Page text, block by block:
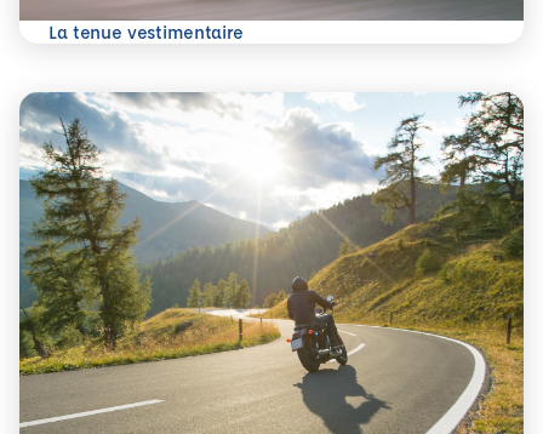
La tenue vestimentaire
En savoir plus